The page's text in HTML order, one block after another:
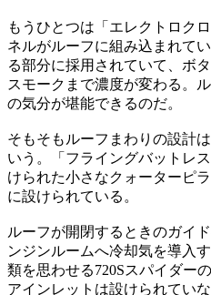
もうひとつは「エレクトロク
ネルがルーフに組み込まれて
る部分に採用されていて、ボ
スモークまで濃度が変わる。
の気分が堪能できるのだ。
そもそもルーフまわりの設計
いう。「フライングバットレ
けられた小さなクォーターピ
に設けられている。
ルーフが開閉するときのガイ
ンジンルームへ冷却気を導入
類を思わせる720Sスパイダー
アインレットは設けられてい